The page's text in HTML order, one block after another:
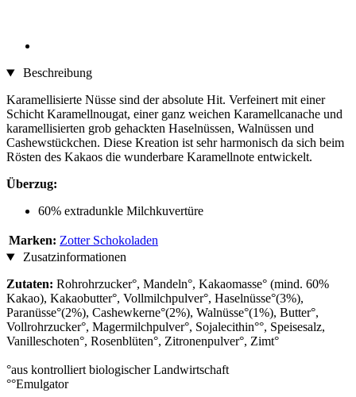
Beschreibung
Karamellisierte Nüsse sind der absolute Hit. Verfeinert mit einer
Schicht Karamellnougat, einer ganz weichen Karamellcanache und
karamellisierten grob gehackten Haselnüssen, Walnüssen und
Cashewstückchen. Diese Kreation ist sehr harmonisch da sich beim
Rösten des Kakaos die wunderbare Karamellnote entwickelt.
Überzug:
60% extradunkle Milchkuvertüre
Marken: Zotter Schokoladen
Zusatzinformationen
Zutaten: Rohrohrzucker°, Mandeln°, Kakaomasse° (mind. 60%
Kakao), Kakaobutter°, Vollmilchpulver°, Haselnüsse°(3%),
Paranüsse°(2%), Cashewkerne°(2%), Walnüsse°(1%), Butter°,
Vollrohrzucker°, Magermilchpulver°, Sojalecithin°°, Speisesalz,
Vanilleschoten°, Rosenblüten°, Zitronenpulver°, Zimt°
°aus kontrolliert biologischer Landwirtschaft
°°Emulgator